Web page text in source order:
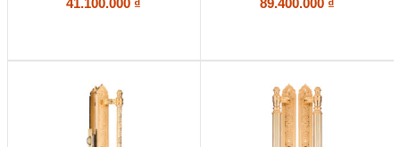
41.100.000 ₫ 89.400.000 ₫